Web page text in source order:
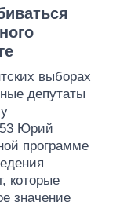
выборах
депутаты
Юрий
программе
которые
значение